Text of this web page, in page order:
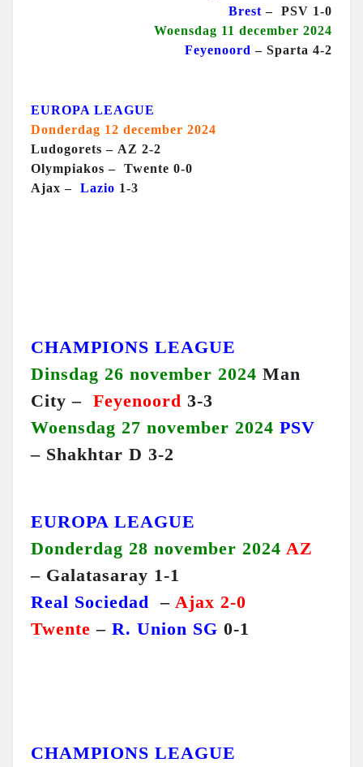
Brest – PSV 1-0
Woensdag 11 december 2024
Feyenoord – Sparta 4-2
EUROPA LEAGUE
Donderdag 12 december 2024
Ludogorets – AZ 2-2
Olympiakos – Twente 0-0
Ajax – Lazio 1-3
CHAMPIONS LEAGUE
Dinsdag 26 november 2024 Man
City – Feyenoord 3-3
Woensdag 27 november 2024 PSV
– Shakhtar D 3-2
EUROPA LEAGUE
Donderdag 28 november 2024 AZ
– Galatasaray 1-1
Real Sociedad – Ajax 2-0
Twente – R. Union SG 0-1
CHAMPIONS LEAGUE